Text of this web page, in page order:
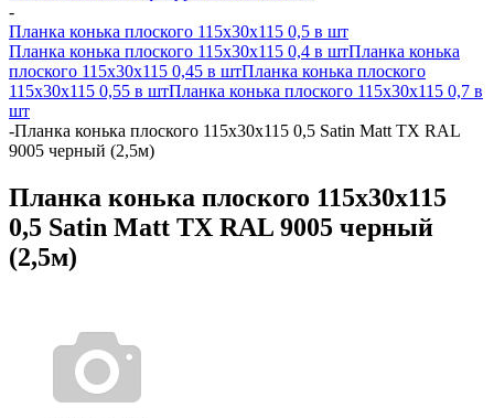
-
Планка конька плоского 115х30х115 0,5 в шт
Планка конька плоского 115х30х115 0,4 в штПланка конька
плоского 115х30х115 0,45 в штПланка конька плоского
115х30х115 0,55 в штПланка конька плоского 115х30х115 0,7 в
шт
-Планка конька плоского 115х30х115 0,5 Satin Matt TX RAL
9005 черный (2,5м)
Планка конька плоского 115х30х115
0,5 Satin Matt TX RAL 9005 черный
(2,5м)